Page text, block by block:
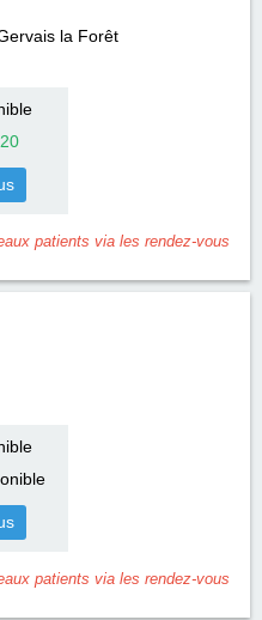
la Forêt
20
patients via les rendez-vous
patients via les rendez-vous